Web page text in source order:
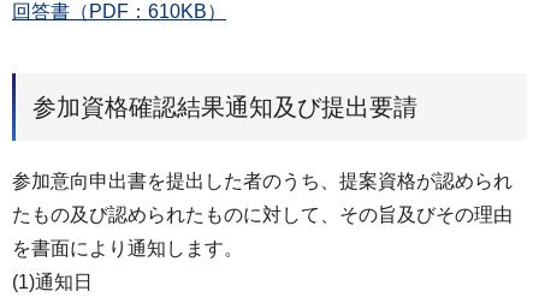
回答書（PDF：610KB）
参加資格確認結果通知及び提出要請
参加意向申出書を提出した者のうち、提案資格が認められ
たもの及び認められたものに対して、その旨及びその理由
を書面により通知します。
(1)通知日